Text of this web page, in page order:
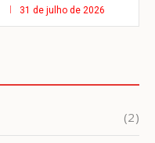
31 de julho de 2026
(2)